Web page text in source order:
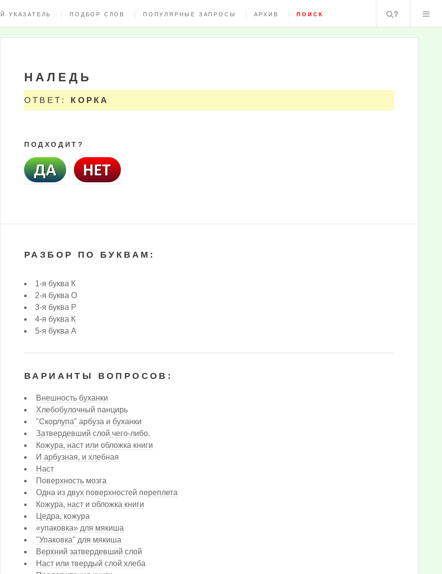
УКАЗАТЕЛЬ ПОДБОР СЛОВ ПОПУЛЯРНЫЕ ЗАПРОСЫ АРХИВ ПОИСК Поиск
НАЛЕДЬ
ОТВЕТ: КОРКА
ПОДХОДИТ?
РАЗБОР ПО БУКВАМ:
1-я буква К
2-я буква О
3-я буква Р
4-я буква К
5-я буква А
ВАРИАНТЫ ВОПРОСОВ:
Внешность буханки
Хлебобулочный панцирь
"Скорлупа" арбуза и буханки
Затвердевший слой чего-либо.
Кожура, наст или обложка книги
И арбузная, и хлебная
Наст
Поверхность мозга
Одна из двух поверхностей переплета
Кожура, наст и обложка книги
Цедра, кожура
«упаковка» для мякиша
"Упаковка" для мякиша
Верхний затвердевший слой
Наст или твердый слой хлеба